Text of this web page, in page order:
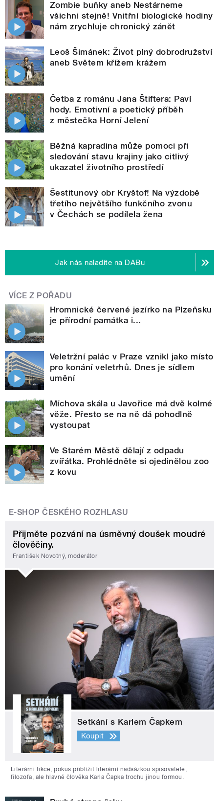
Zombie buňky aneb Nestárneme
všichni stejně! Vnitřní biologické hodiny
nám zrychluje chronický zánět
Leoš Šimánek: Život plný dobrodružství
aneb Světem křížem krážem
Četba z románu Jana Štiftera: Paví
hody. Emotivní a poetický příběh
z městečka Horní Jelení
Běžná kapradina může pomoci při
sledování stavu krajiny jako citlivý
ukazatel životního prostředí
Šestitunový obr Kryštof! Na výzdobě
třetího největšího funkčního zvonu
v Čechách se podílela žena
Jak nás naladíte na DABu
VÍCE Z POŘADU
Hromnické červené jezírko na Plzeňsku
je přírodní památka i...
Veletržní palác v Praze vznikl jako místo
pro konání veletrhů. Dnes je sídlem
umění
Míchova skála u Javořice má dvě kolmé
věže. Přesto se na ně dá pohodlně
vystoupat
Ve Starém Městě dělají z odpadu
zvířátka. Prohlédněte si ojedinělou zoo
z kovu
E-SHOP ČESKÉHO ROZHLASU
Přijměte pozvání na úsměvný doušek moudré
člověčiny.
František Novotný, moderátor
Setkání s Karlem Čapkem
Koupit
Literární fikce, pokus přiblížit literární nadsázkou spisovatele,
filozofa, ale hlavně člověka Karla Čapka trochu jinou formou.